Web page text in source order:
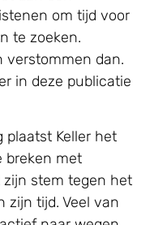
om tijd voor
te zoeken.
verstommen dan.
in deze publicatie
plaatst Keller het
breken met
stem tegen het
zijn tijd. Veel van